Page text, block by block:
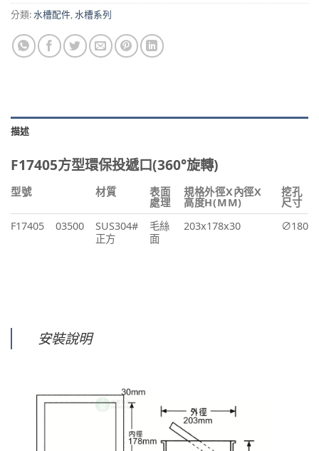
分類:水槽配件,水槽系列
描述
F17405方型環保投遞口(360°旋轉)
型號 材質 表面
處理
規格外徑X內徑X
高度H(MM)
挖孔
尺寸
F17405
03500
SUS304#
正方
毛絲
面
203x178x30 ∅180
安裝說明